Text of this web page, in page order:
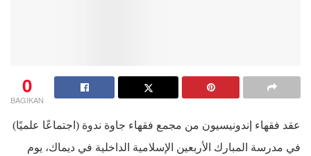
0
BAGIKAN
عقد فقهاء إندونيسيون من مجمع فقهاء جاوة ندوة (اجتماعًا علميًا)
في مدرسة المبارك الأربعين الإسلامية الداخلية في ديماك، يوم